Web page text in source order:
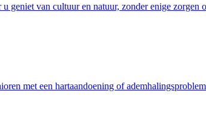
van cultuur en natuur, zonder enige zorgen
met een hartaandoening of